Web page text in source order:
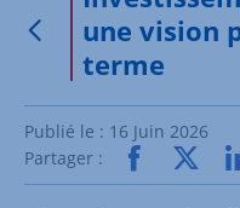
Retour à la page
une vision
terme
Publié le : 16 Juin 2026
Partager :